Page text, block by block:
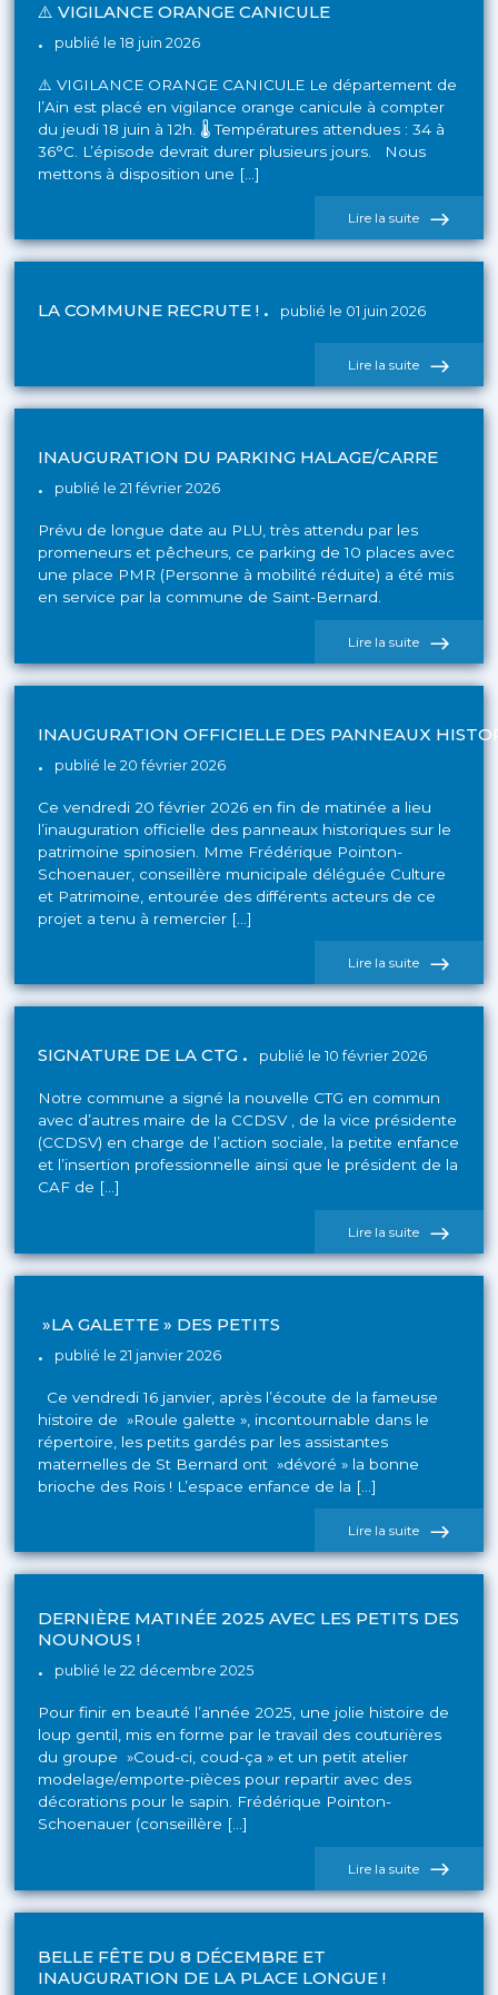
⚠️ VIGILANCE ORANGE CANICULE
publié le 18 juin 2026
⚠️ VIGILANCE ORANGE CANICULE Le département de
l’Ain est placé en vigilance orange canicule à compter
du jeudi 18 juin à 12h. 🌡️ Températures attendues : 34 à
36°C. L’épisode devrait durer plusieurs jours. Nous
mettons à disposition une […]
Lire la suitede
⚠️
ORANGE
LA COMMUNE RECRUTE ! publié le 01 juin 2026
Lire la suitede
La
commune
INAUGURATION DU PARKING HALAGE/CARRE
publié le 21 février 2026
Prévu de longue date au PLU, très attendu par les
promeneurs et pêcheurs, ce parking de 10 places avec
une place PMR (Personne à mobilité réduite) a été mis
en service par la commune de Saint-Bernard.
Lire la suitede
du
INAUGURATION OFFICIELLE DES PANNEAUX
publié le 20 février 2026
Ce vendredi 20 février 2026 en fin de matinée a lieu
l’inauguration officielle des panneaux historiques sur le
patrimoine spinosien. Mme Frédérique Pointon-
Schoenauer, conseillère municipale déléguée Culture
et Patrimoine, entourée des différents acteurs de ce
projet a tenu à remercier […]
Lire la suitede
SIGNATURE DE LA CTG publié le 10 février 2026
Notre commune a signé la nouvelle CTG en commun
avec d’autres maire de la CCDSV , de la vice présidente
(CCDSV) en charge de l’action sociale, la petite enfance
et l’insertion professionnelle ainsi que le président de la
CAF de […]
Lire la suitede
Signature
de
»LA GALETTE » DES PETITS
publié le 21 janvier 2026
Ce vendredi 16 janvier, après l’écoute de la fameuse
histoire de »Roule galette », incontournable dans le
répertoire, les petits gardés par les assistantes
maternelles de St Bernard ont »dévoré » la bonne
brioche des Rois ! L’espace enfance de la […]
Lire la suitede
»La
galette »
Petits
DERNIÈRE MATINÉE 2025 AVEC LES PETITS DES
NOUNOUS !
publié le 22 décembre 2025
Pour finir en beauté l’année 2025, une jolie histoire de
loup gentil, mis en forme par le travail des couturières
du groupe »Coud-ci, coud-ça » et un petit atelier
modelage/emporte-pièces pour repartir avec des
décorations pour le sapin. Frédérique Pointon-
Schoenauer (conseillère […]
Lire la suitede
Dernière
matinée
BELLE FÊTE DU 8 DÉCEMBRE ET
INAUGURATION DE LA PLACE LONGUE !